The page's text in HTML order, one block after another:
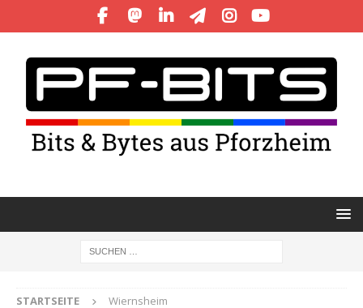
STARTSEITE Wiernsheim